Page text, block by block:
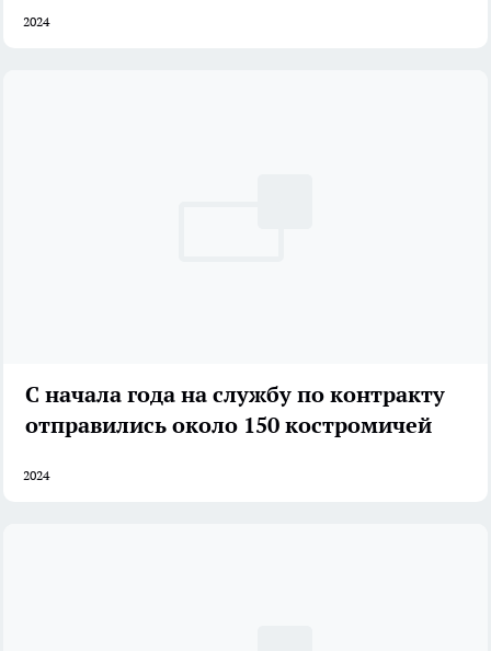
2024
С начала года на службу по контракту
отправились около 150 костромичей
2024